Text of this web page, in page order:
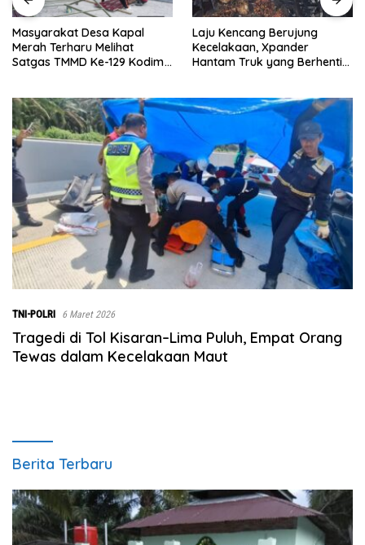
Laju Kencang Berujung
Kecelakaan, Xpander
Hantam Truk yang Berhenti
Kurang dari 1×24 Jam, Polsek
Lima Puluh Ringkus Pelaku
Curas
TNI-POLRI 6 Maret 2026
Tragedi di Tol Kisaran–Lima Puluh, Empat Orang
Tewas dalam Kecelakaan Maut
Berita Terbaru